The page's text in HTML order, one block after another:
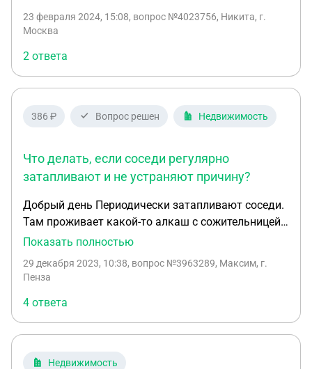
23 февраля 2024, 15:08, вопрос №4023756, Никита, г.
Москва
2 ответа
386 ₽ Вопрос решен Недвижимость
Что делать, если соседи регулярно
затапливают и не устраняют причину?
Добрый день Периодически затапливают соседи.
Там проживает какой-то алкаш с сожительницей.
Вызвал сантехника из управляющей компании -
решил проблему. Сейчас должен прийти
этим сделать? Какие могут быть действия с
соседом, если он не устраняет проблему?
Показать полностью
29 декабря 2023, 10:38, вопрос №3963289, Максим, г.
Пенза
4 ответа
Недвижимость